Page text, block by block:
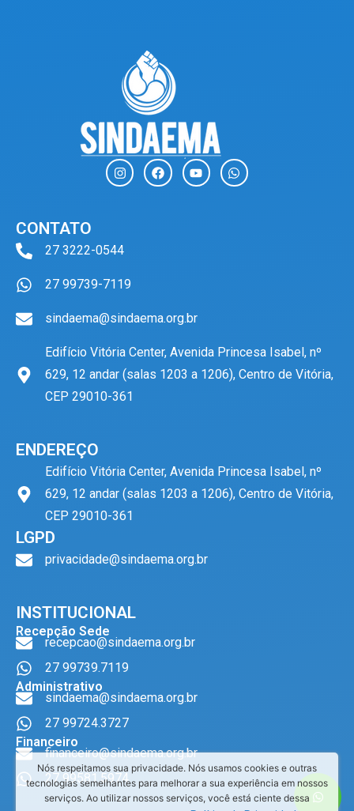
Nós respeitamos sua privacidade. Nós usamos cookies e outras
tecnologias semelhantes para melhorar a sua experiência em nossos
serviços. Ao utilizar nossos serviços, você está ciente dessa
I
n
s
a
F
a
c
Y
o
u
W
h
a
CONTATO
27 3222-0544
27 99739-7119
sindaema@sindaema.org.br
Edifício Vitória Center, Avenida Princesa Isabel, nº
629, 12 andar (salas 1203 a 1206), Centro de Vitória,
CEP 29010-361
ENDEREÇO
Edifício Vitória Center, Avenida Princesa Isabel, nº
629, 12 andar (salas 1203 a 1206), Centro de Vitória,
CEP 29010-361
LGPD
privacidade@sindaema.org.br
INSTITUCIONAL
Recepção Sede
recepcao@sindaema.org.br
27 99739.7119
Administrativo
sindaema@sindaema.org.br
27 99724.3727
Financeiro
financeiro@sindaema.org.br
27 99581.5974